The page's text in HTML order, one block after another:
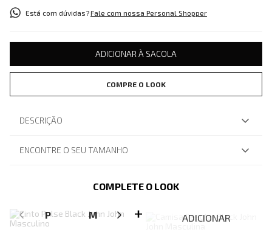
Está com dúvidas?Fale com nossa Personal Shopper
ADICIONAR À SACOLA
COMPRE O LOOK
DESCRIÇÃO
ENCONTRE O SEU TAMANHO
COMPLETE O LOOK
P M G GG
ADICIONAR